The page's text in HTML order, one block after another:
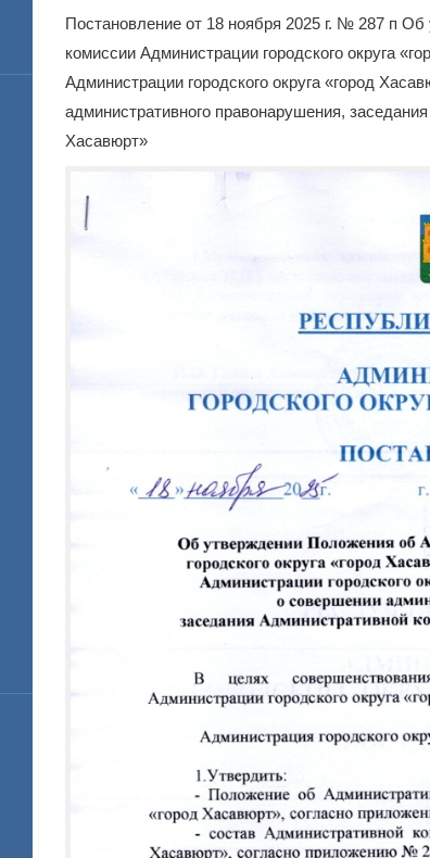
Постановление от 18 ноября 2025 г. № 287 п
комиссии Администрации городского округа
Администрации городского округа «город
административного правонарушения,
Хасавюрт»